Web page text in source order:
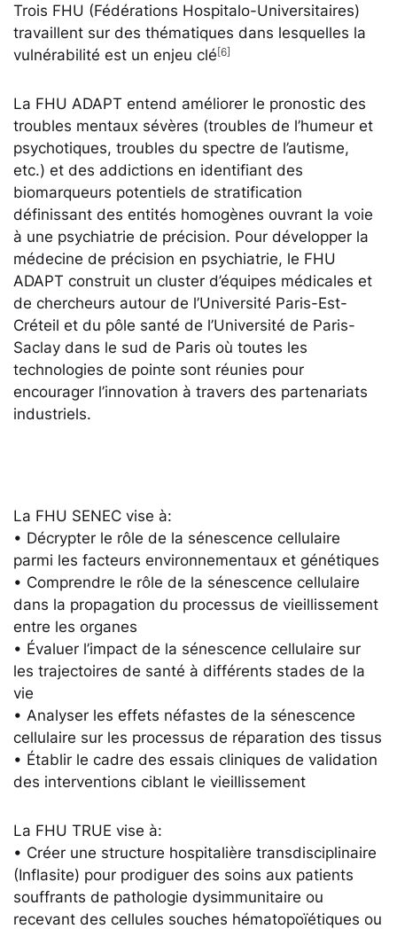
Trois FHU (Fédérations Hospitalo-Universitaires)
travaillent sur des thématiques dans lesquelles la
vulnérabilité est un enjeu clé[6]
La FHU ADAPT entend améliorer le pronostic des
troubles mentaux sévères (troubles de l’humeur et
psychotiques, troubles du spectre de l’autisme,
etc.) et des addictions en identifiant des
biomarqueurs potentiels de stratification
définissant des entités homogènes ouvrant la voie
à une psychiatrie de précision. Pour développer la
médecine de précision en psychiatrie, le FHU
ADAPT construit un cluster d’équipes médicales et
de chercheurs autour de l’Université Paris-Est-
Créteil et du pôle santé de l’Université de Paris-
Saclay dans le sud de Paris où toutes les
technologies de pointe sont réunies pour
encourager l’innovation à travers des partenariats
industriels.
La FHU SENEC vise à:
• Décrypter le rôle de la sénescence cellulaire
parmi les facteurs environnementaux et génétiques
• Comprendre le rôle de la sénescence cellulaire
dans la propagation du processus de vieillissement
entre les organes
• Évaluer l’impact de la sénescence cellulaire sur
les trajectoires de santé à différents stades de la
vie
• Analyser les effets néfastes de la sénescence
cellulaire sur les processus de réparation des tissus
• Établir le cadre des essais cliniques de validation
des interventions ciblant le vieillissement
La FHU TRUE vise à:
• Créer une structure hospitalière transdisciplinaire
(Inflasite) pour prodiguer des soins aux patients
souffrants de pathologie dysimmunitaire ou
recevant des cellules souches hématopoïétiques ou